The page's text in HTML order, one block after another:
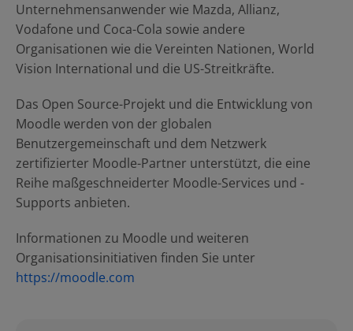
Unternehmensanwender wie Mazda, Allianz,
Vodafone und Coca-Cola sowie andere
Organisationen wie die Vereinten Nationen, World
Vision International und die US-Streitkräfte.
Das Open Source-Projekt und die Entwicklung von
Moodle werden von der globalen
Benutzergemeinschaft und dem Netzwerk
zertifizierter Moodle-Partner unterstützt, die eine
Reihe maßgeschneiderter Moodle-Services und -
Supports anbieten.
Informationen zu Moodle und weiteren
Organisationsinitiativen finden Sie unter
https://moodle.com